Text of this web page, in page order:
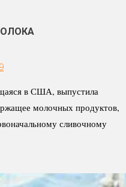
в США, выпустила
молочных продуктов,
сливочному